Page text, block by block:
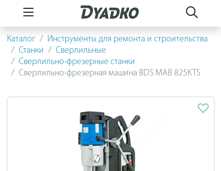
Каталог
Инструменты для ремонта и строительства
Станки
Сверлильные
Сверлильно-фрезерные станки
Сверлильно-фрезерная машина BDS MAB 825KTS